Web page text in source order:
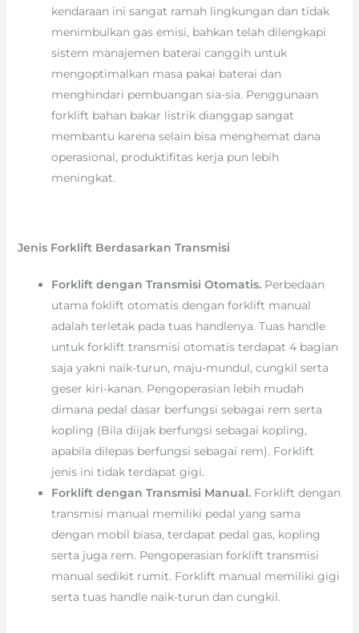
kendaraan ini sangat ramah lingkungan dan tidak
menimbulkan gas emisi, bahkan telah dilengkapi
sistem manajemen baterai canggih untuk
mengoptimalkan masa pakai baterai dan
menghindari pembuangan sia-sia. Penggunaan
forklift bahan bakar listrik dianggap sangat
membantu karena selain bisa menghemat dana
operasional, produktifitas kerja pun lebih
meningkat.
Jenis Forklift Berdasarkan Transmisi
Forklift dengan Transmisi Otomatis. Perbedaan
utama foklift otomatis dengan forklift manual
adalah terletak pada tuas handlenya. Tuas handle
untuk forklift transmisi otomatis terdapat 4 bagian
saja yakni naik-turun, maju-mundul, cungkil serta
geser kiri-kanan. Pengoperasian lebih mudah
dimana pedal dasar berfungsi sebagai rem serta
kopling (Bila diijak berfungsi sebagai kopling,
apabila dilepas berfungsi sebagai rem). Forklift
jenis ini tidak terdapat gigi.
Forklift dengan Transmisi Manual.Forklift dengan
transmisi manual memiliki pedal yang sama
dengan mobil biasa, terdapat pedal gas, kopling
serta juga rem. Pengoperasian forklift transmisi
manual sedikit rumit. Forklift manual memiliki gigi
serta tuas handle naik-turun dan cungkil.